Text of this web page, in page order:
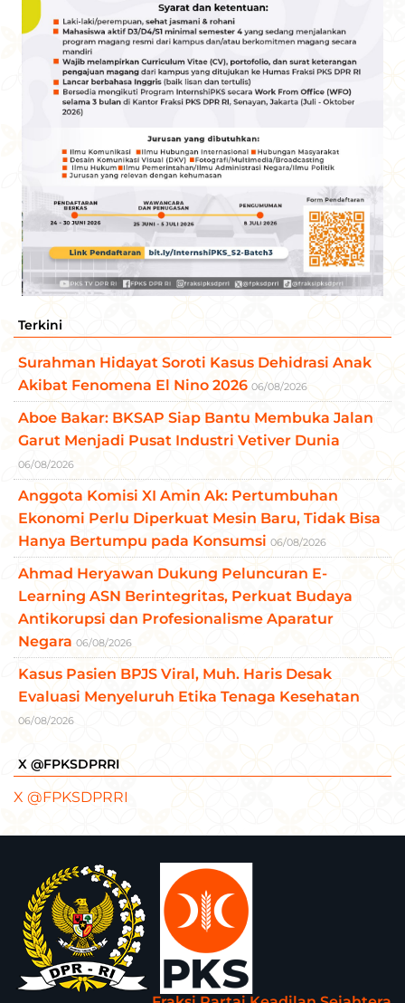
Terkini
Surahman Hidayat Soroti Kasus Dehidrasi Anak
Akibat Fenomena El Nino 2026 06/08/2026
Aboe Bakar: BKSAP Siap Bantu Membuka Jalan
Garut Menjadi Pusat Industri Vetiver Dunia
06/08/2026
Anggota Komisi XI Amin Ak: Pertumbuhan
Ekonomi Perlu Diperkuat Mesin Baru, Tidak Bisa
Hanya Bertumpu pada Konsumsi 06/08/2026
Ahmad Heryawan Dukung Peluncuran E-
Learning ASN Berintegritas, Perkuat Budaya
Antikorupsi dan Profesionalisme Aparatur
Negara 06/08/2026
Kasus Pasien BPJS Viral, Muh. Haris Desak
Evaluasi Menyeluruh Etika Tenaga Kesehatan
06/08/2026
X @FPKSDPRRI
X @FPKSDPRRI